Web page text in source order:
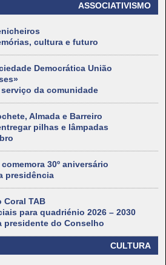
ASSOCIATIVISMO
cultura e futuro
Democrática União
da comunidade
Almada e Barreiro
pilhas e lâmpadas
30º aniversário
presidência
Coral TAB
para quadriénio 2026 – 2030
presidente do Conselho
CULTURA